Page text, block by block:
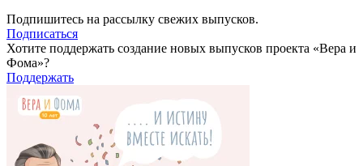
Подпишитесь на рассылку свежих выпусков.
Подписаться
Хотите поддержать создание новых выпусков проекта «Вера и
Фома»?
Поддержать